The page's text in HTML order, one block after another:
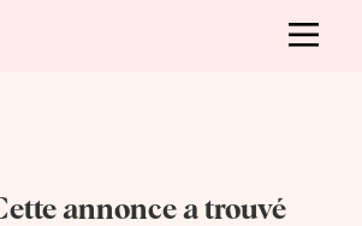
annonce a trouvé